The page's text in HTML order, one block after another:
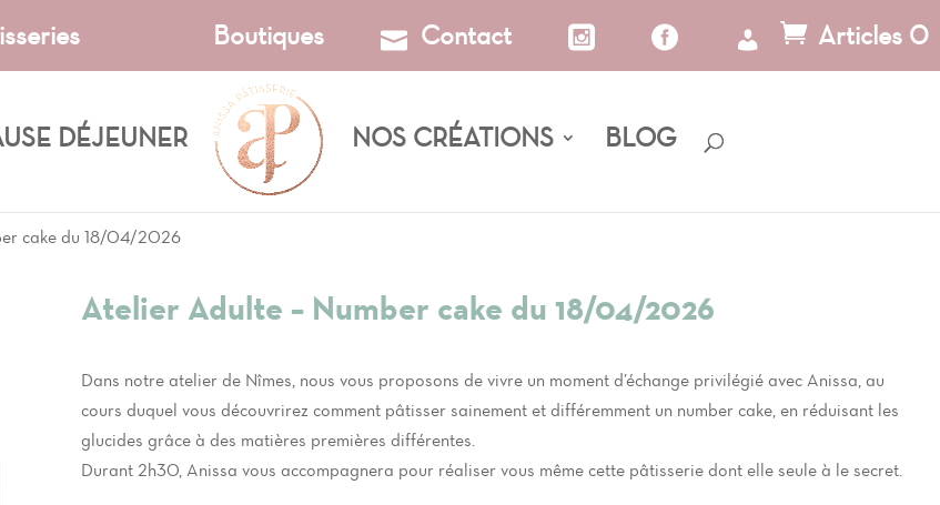
Boutiques Contact Articles 0
DÉJEUNER NOS CRÉATIONS BLOG
cake du 18/04/2026
Atelier Adulte – Number cake du 18/04/2026
Dans notre atelier de Nîmes, nous vous proposons de vivre un moment d’échange privilégié avec Anissa, au
cours duquel vous découvrirez comment pâtisser sainement et différemment un number cake, en réduisant les
glucides grâce à des matières premières différentes.
Durant 2h30, Anissa vous accompagnera pour réaliser vous même cette pâtisserie dont elle seule à le secret.